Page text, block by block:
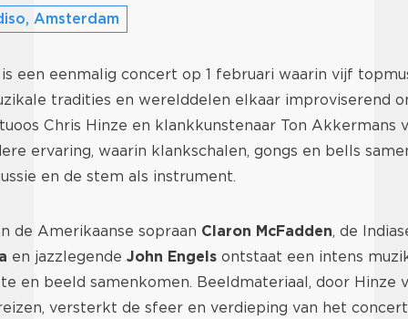
Amsterdam
een eenmalig concert op 1 februari waarin vijf
tradities en werelddelen elkaar improviserend
Chris Hinze en klankkunstenaar Ton Akkermans
ervaring, waarin klankschalen, gongs en bells
en de stem als instrument.
de Amerikaanse sopraan Claron McFadden, de
en jazzlegende John Engelsontstaat een intens
en beeld samenkomen. Beeldmateriaal, door Hinze
versterkt de sfeer en verdieping van het